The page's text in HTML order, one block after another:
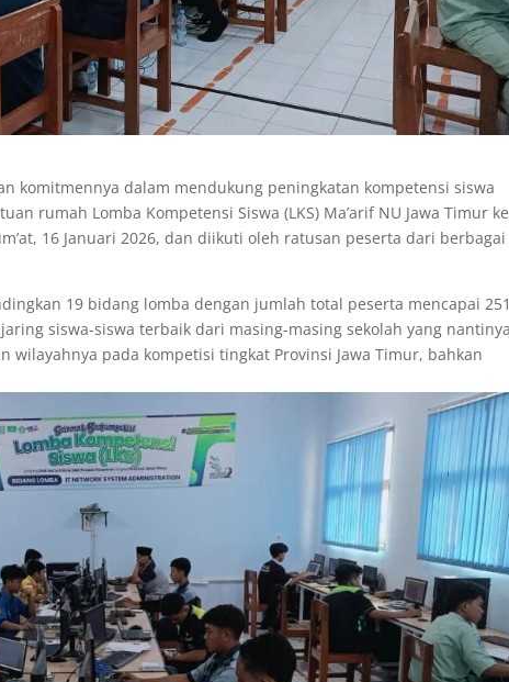
komitmennya dalam mendukung peningkatan kompetensi siswa
rumah Lomba Kompetensi Siswa (LKS) Ma’arif NU Jawa Timur
16 Januari 2026, dan diikuti oleh ratusan peserta dari berbagai
19 bidang lomba dengan jumlah total peserta mencapai 251
siswa-siswa terbaik dari masing-masing sekolah yang nantinya
pada kompetisi tingkat Provinsi Jawa Timur, bahkan